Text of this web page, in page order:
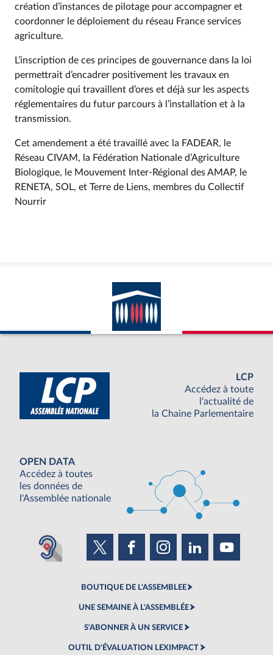
création d’instances de pilotage pour accompagner et
coordonner le déploiement du réseau France services
agriculture.
L’inscription de ces principes de gouvernance dans la loi
permettrait d’encadrer positivement les travaux en
comitologie qui travaillent d’ores et déjà sur les aspects
réglementaires du futur parcours à l’installation et à la
transmission.
Cet amendement a été travaillé avec la FADEAR, le
Réseau CIVAM, la Fédération Nationale d’Agriculture
Biologique, le Mouvement Inter-Régional des AMAP, le
RENETA, SOL, et Terre de Liens, membres du Collectif
Nourrir
LCP
Accédez à toute
l'actualité de
la Chaine Parlementaire
OPEN DATA
Accédez à toutes
les données de
l'Assemblée nationale
BOUTIQUE DE L'ASSEMBLEE
UNE SEMAINE À L'ASSEMBLÉE
S'ABONNER À UN SERVICE
OUTIL D'ÉVALUATION LEXIMPACT